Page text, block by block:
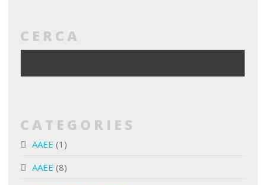
CERCA
CATEGORIES
AAEE (1)
AAEE (8)